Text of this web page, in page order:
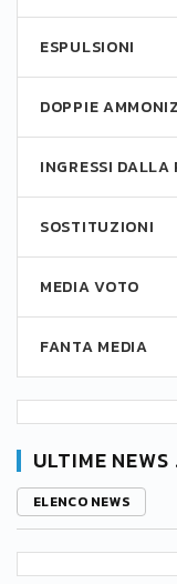
ESPULSIONI
DOPPIE
INGRESSI
SOSTITUZIONI
MEDIA VOTO
FANTA MEDIA
ULTIME
ELENCO NEWS